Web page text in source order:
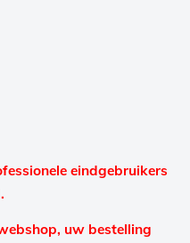
eindgebruikers
uw bestelling